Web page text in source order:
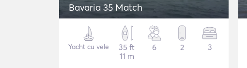
Bavaria 35 Match
Yacht cu vele
35 ft
11 m
6 2 3